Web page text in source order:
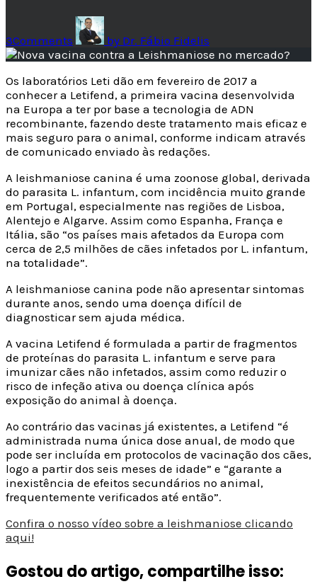
3Comments by Dr. Fábio Fidelis
Os laboratórios Leti dão em fevereiro de 2017 a
conhecer a Letifend, a primeira vacina desenvolvida
na Europa a ter por base a tecnologia de ADN
recombinante, fazendo deste tratamento mais eficaz e
mais seguro para o animal, conforme indicam através
de comunicado enviado às redações.
A leishmaniose canina é uma zoonose global, derivada
do parasita L. infantum, com incidência muito grande
em Portugal, especialmente nas regiões de Lisboa,
Alentejo e Algarve. Assim como Espanha, França e
Itália, são “os países mais afetados da Europa com
cerca de 2,5 milhões de cães infetados por L. infantum,
na totalidade”.
A leishmaniose canina pode não apresentar sintomas
durante anos, sendo uma doença difícil de
diagnosticar sem ajuda médica.
A vacina Letifend é formulada a partir de fragmentos
de proteínas do parasita L. infantum e serve para
imunizar cães não infetados, assim como reduzir o
risco de infeção ativa ou doença clínica após
exposição do animal à doença.
Ao contrário das vacinas já existentes, a Letifend “é
administrada numa única dose anual, de modo que
pode ser incluída em protocolos de vacinação dos cães,
logo a partir dos seis meses de idade” e “garante a
inexistência de efeitos secundários no animal,
frequentemente verificados até então”.
Confira o nosso vídeo sobre a leishmaniose clicando
aqui!
Gostou do artigo, compartilhe isso: